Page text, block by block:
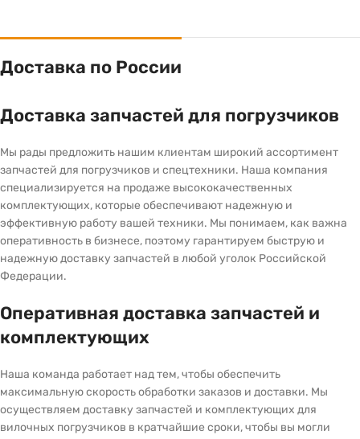
Доставка по России
Доставка запчастей для погрузчиков
Мы рады предложить нашим клиентам широкий ассортимент
запчастей для погрузчиков и спецтехники. Наша компания
специализируется на продаже высококачественных
комплектующих, которые обеспечивают надежную и
эффективную работу вашей техники. Мы понимаем, как важна
оперативность в бизнесе, поэтому гарантируем быструю и
надежную доставку запчастей в любой уголок Российской
Федерации.
Оперативная доставка запчастей и
комплектующих
Наша команда работает над тем, чтобы обеспечить
максимальную скорость обработки заказов и доставки. Мы
осуществляем доставку запчастей и комплектующих для
вилочных погрузчиков в кратчайшие сроки, чтобы вы могли